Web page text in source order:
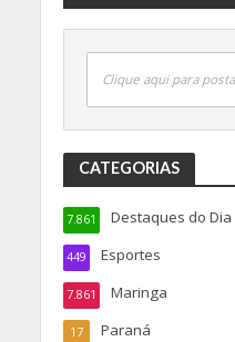
Clique aqui para
CATEGORIAS
Destaques do Dia
7.861
Esportes
449
Maringa
7.861
Paraná
17